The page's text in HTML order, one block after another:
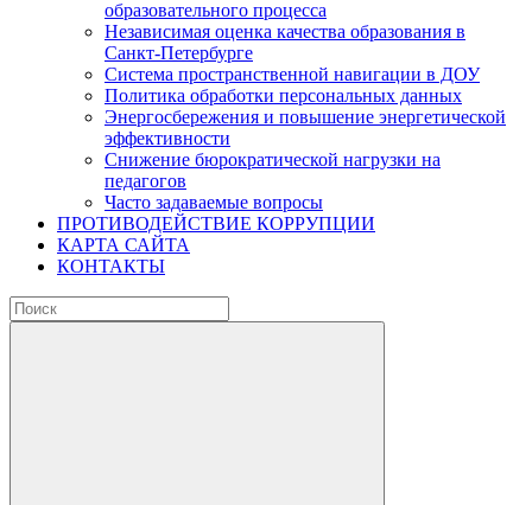
образовательного процесса
Независимая оценка качества образования в
Санкт-Петербурге
Система пространственной навигации в ДОУ
Политика обработки персональных данных
Энергосбережения и повышение энергетической
эффективности
Снижение бюрократической нагрузки на
педагогов
Часто задаваемые вопросы
ПРОТИВОДЕЙСТВИЕ КОРРУПЦИИ
КАРТА САЙТА
КОНТАКТЫ